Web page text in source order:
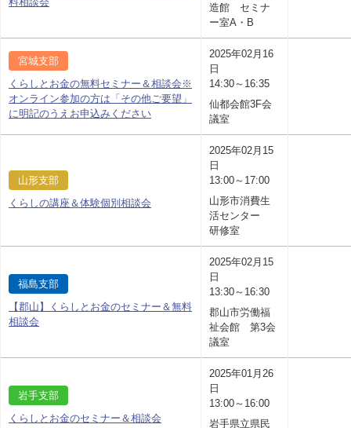
造館 セミナ
ー室A・B
宮城支部
くらしとお金の無料セミナー＆相談会※
オンライン参加の方は「その他ご要望」
に明記のうえお申込みください
2025年02月16
日
14:30～16:35
仙都会館3F会
議室
山形支部
くらしの講座＆体験個別相談会
2025年02月15
日
13:00～17:00
山形市消費生
活センター
研修室
福島支部
【郡山】くらしとお金のセミナー＆無料
相談会
2025年02月15
日
13:30～16:30
郡山市労働福
祉会館 第3会
議室
岩手支部
くらしとお金のセミナー＆相談会
2025年01月26
日
13:00～16:00
岩手県立県民